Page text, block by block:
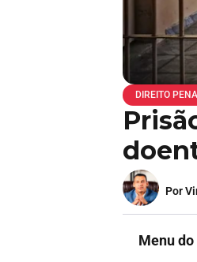
DIREITO
Por
Menu